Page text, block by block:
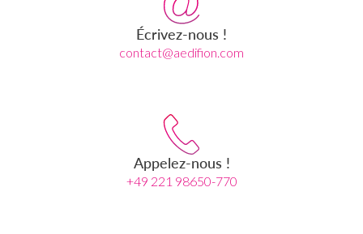
Écrivez-nous !
contact@aedifion.com
Appelez-nous !
+49 221 98650-770